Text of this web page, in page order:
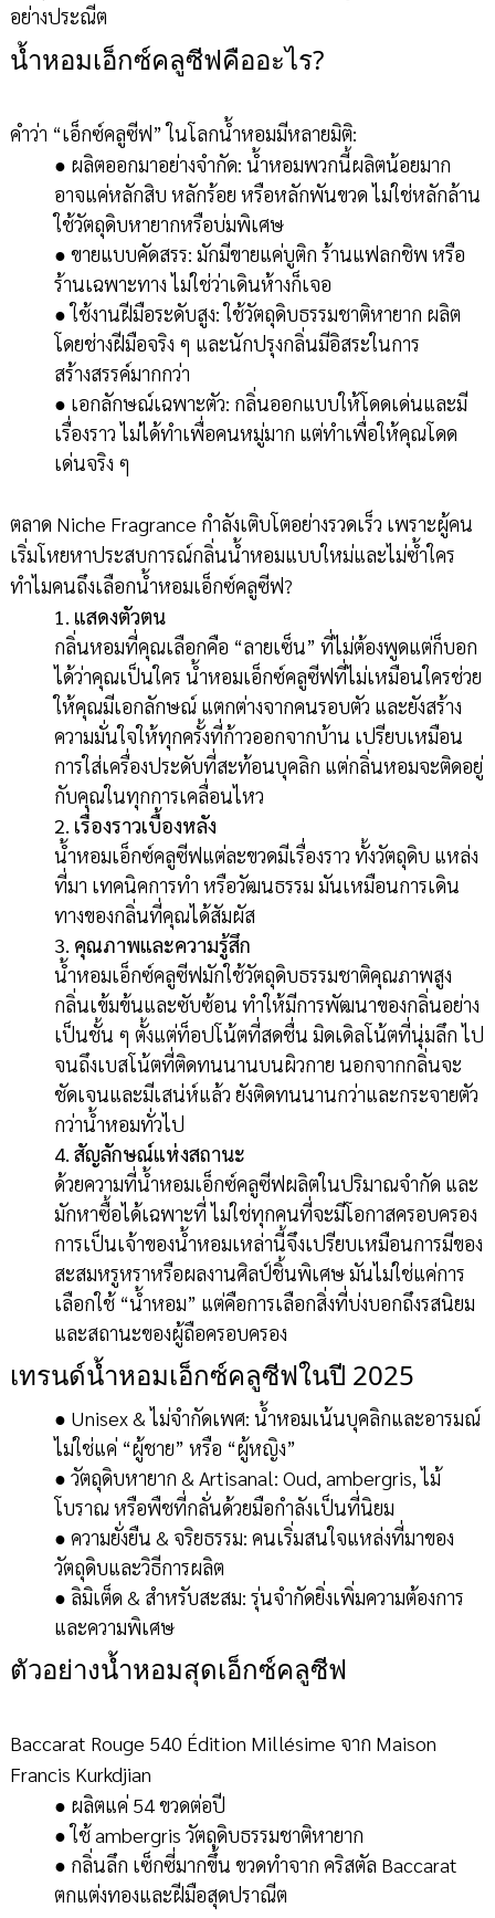
อย่างประณีต
น้ำหอมเอ็กซ์คลูซีฟคืออะไร?
คำว่า “เอ็กซ์คลูซีฟ” ในโลกน้ำหอมมีหลายมิติ:
● ผลิตออกมาอย่างจำกัด: น้ำหอมพวกนี้ผลิตน้อยมาก
อาจแค่หลักสิบ หลักร้อย หรือหลักพันขวด ไม่ใช่หลักล้าน
ใช้วัตถุดิบหายากหรือบ่มพิเศษ
● ขายแบบคัดสรร: มักมีขายแค่บูติก ร้านแฟลกชิพ หรือ
ร้านเฉพาะทาง ไม่ใช่ว่าเดินห้างก็เจอ
● ใช้งานฝีมือระดับสูง: ใช้วัตถุดิบธรรมชาติหายาก ผลิต
โดยช่างฝีมือจริง ๆ และนักปรุงกลิ่นมีอิสระในการ
สร้างสรรค์มากกว่า
● เอกลักษณ์เฉพาะตัว: กลิ่นออกแบบให้โดดเด่นและมี
เรื่องราว ไม่ได้ทำเพื่อคนหมู่มาก แต่ทำเพื่อให้คุณโดด
เด่นจริง ๆ
ตลาด Niche Fragrance กำลังเติบโตอย่างรวดเร็ว เพราะผู้คน
เริ่มโหยหาประสบการณ์กลิ่นน้ำหอมแบบใหม่และไม่ซ้ำใคร
ทำไมคนถึงเลือกน้ำหอมเอ็กซ์คลูซีฟ?
1. แสดงตัวตน
กลิ่นหอมที่คุณเลือกคือ “ลายเซ็น” ที่ไม่ต้องพูดแต่ก็บอก
ได้ว่าคุณเป็นใคร น้ำหอมเอ็กซ์คลูซีฟที่ไม่เหมือนใครช่วย
ให้คุณมีเอกลักษณ์ แตกต่างจากคนรอบตัว และยังสร้าง
ความมั่นใจให้ทุกครั้งที่ก้าวออกจากบ้าน เปรียบเหมือน
การใส่เครื่องประดับที่สะท้อนบุคลิก แต่กลิ่นหอมจะติดอยู่
กับคุณในทุกการเคลื่อนไหว
2. เรื่องราวเบื้องหลัง
น้ำหอมเอ็กซ์คลูซีฟแต่ละขวดมีเรื่องราว ทั้งวัตถุดิบ แหล่ง
ที่มา เทคนิคการทำ หรือวัฒนธรรม มันเหมือนการเดิน
ทางของกลิ่นที่คุณได้สัมผัส
3. คุณภาพและความรู้สึก
น้ำหอมเอ็กซ์คลูซีฟมักใช้วัตถุดิบธรรมชาติคุณภาพสูง
กลิ่นเข้มข้นและซับซ้อน ทำให้มีการพัฒนาของกลิ่นอย่าง
เป็นชั้น ๆ ตั้งแต่ท็อปโน้ตที่สดชื่น มิดเดิลโน้ตที่นุ่มลึก ไป
จนถึงเบสโน้ตที่ติดทนนานบนผิวกาย นอกจากกลิ่นจะ
ชัดเจนและมีเสน่ห์แล้ว ยังติดทนนานกว่าและกระจายตัว
กว่าน้ำหอมทั่วไป
4. สัญลักษณ์แห่งสถานะ
ด้วยความที่น้ำหอมเอ็กซ์คลูซีฟผลิตในปริมาณจำกัด และ
มักหาซื้อได้เฉพาะที่ ไม่ใช่ทุกคนที่จะมีโอกาสครอบครอง
การเป็นเจ้าของน้ำหอมเหล่านี้จึงเปรียบเหมือนการมีของ
สะสมหรูหราหรือผลงานศิลป์ชิ้นพิเศษ มันไม่ใช่แค่การ
เลือกใช้ “น้ำหอม” แต่คือการเลือกสิ่งที่บ่งบอกถึงรสนิยม
และสถานะของผู้ถือครอบครอง
เทรนด์น้ำหอมเอ็กซ์คลูซีฟในปี 2025
● Unisex & ไม่จำกัดเพศ: น้ำหอมเน้นบุคลิกและอารมณ์
ไม่ใช่แค่ “ผู้ชาย” หรือ “ผู้หญิง”
● วัตถุดิบหายาก & Artisanal: Oud, ambergris, ไม้
โบราณ หรือพืชที่กลั่นด้วยมือกำลังเป็นที่นิยม
● ความยั่งยืน & จริยธรรม: คนเริ่มสนใจแหล่งที่มาของ
วัตถุดิบและวิธีการผลิต
● ลิมิเต็ด & สำหรับสะสม: รุ่นจำกัดยิ่งเพิ่มความต้องการ
และความพิเศษ
ตัวอย่างน้ำหอมสุดเอ็กซ์คลูซีฟ
Baccarat Rouge 540 Édition Millésime จาก Maison
Francis Kurkdjian
● ผลิตแค่ 54 ขวดต่อปี
● ใช้ ambergris วัตถุดิบธรรมชาติหายาก
● กลิ่นลึก เซ็กซี่มากขึ้น ขวดทำจาก คริสตัล Baccarat
ตกแต่งทองและฝีมือสุดปราณีต